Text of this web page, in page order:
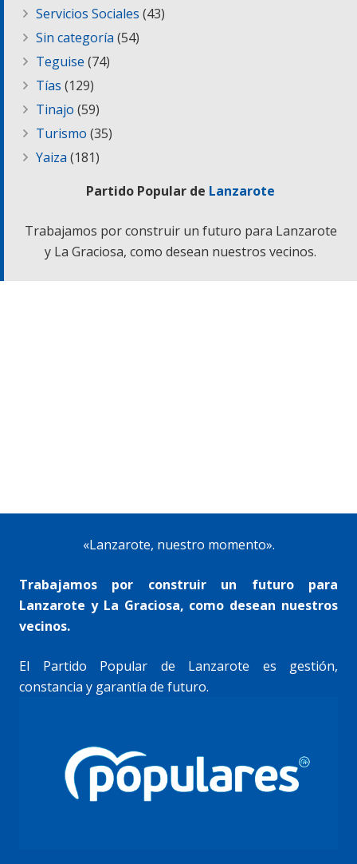
Servicios Sociales (43)
Sin categoría (54)
Teguise (74)
Tías (129)
Tinajo (59)
Turismo (35)
Yaiza (181)
Partido Popular de Lanzarote
Trabajamos por construir un futuro para Lanzarote
y La Graciosa, como desean nuestros vecinos.
«Lanzarote, nuestro momento».
Trabajamos por construir un futuro para
Lanzarote y La Graciosa, como desean nuestros
vecinos.
El Partido Popular de Lanzarote es gestión,
constancia y garantía de futuro.